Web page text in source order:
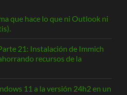
que hace lo que ni Outlook ni
21: Instalación de Immich
recursos de la
11 a la versión 24h2 en un